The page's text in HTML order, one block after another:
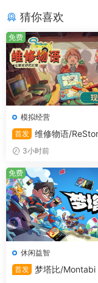
全新地貌解
▪ 盛产矿源的山脉
乐园、盛产珍稀海鱼
▪ 八种完全不同生
猜你喜欢
模拟经营
首发 维修物语/
Electronics Repairs
3小时前
免费
休闲益智
首发 梦塔比/Montabi
免费